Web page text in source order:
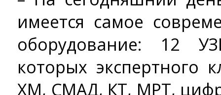
имеется самое
оборудование: 12
которых экспертного
ХМ, СМАД, КТ, МРТ,